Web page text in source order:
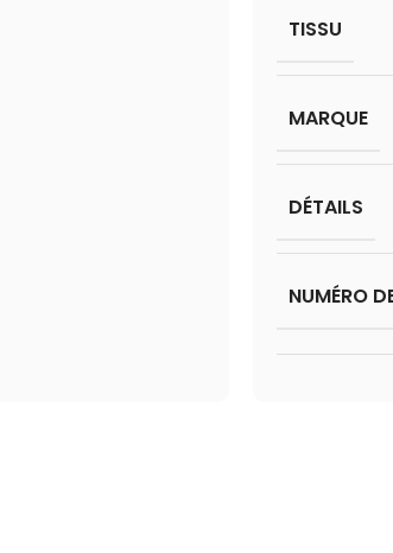
TISSU
MARQUE
DÉTAILS
NUMÉRO